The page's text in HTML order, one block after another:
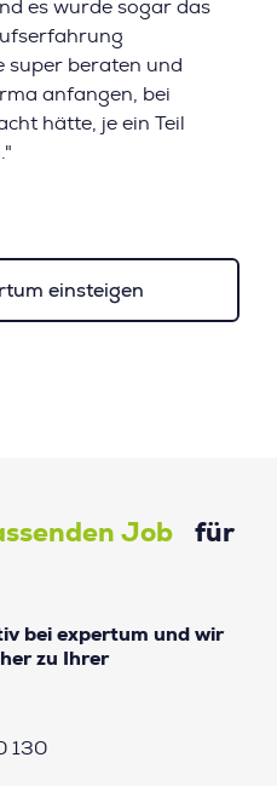
es wurde sogar das
super beraten und
anfangen, bei
hätte, je ein Teil
einsteigen
Job für
bei expertum und wir
zu Ihrer
130